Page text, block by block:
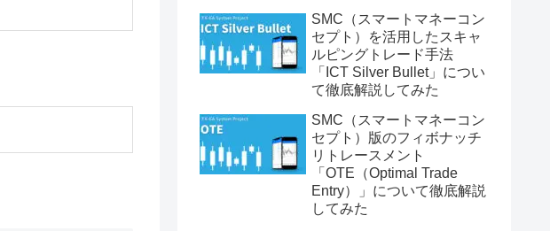
SMC（スマートマネーコン
セプト）を活用したスキャ
ルピングトレード手法
「ICT Silver Bullet」につい
て徹底解説してみた
SMC（スマートマネーコン
セプト）版のフィボナッチ
リトレースメント
「OTE（Optimal Trade
Entry）」について徹底解説
してみた